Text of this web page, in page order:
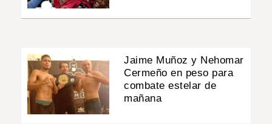
Jaime Muñoz y Nehomar
Cermeño en peso para
combate estelar de
mañana